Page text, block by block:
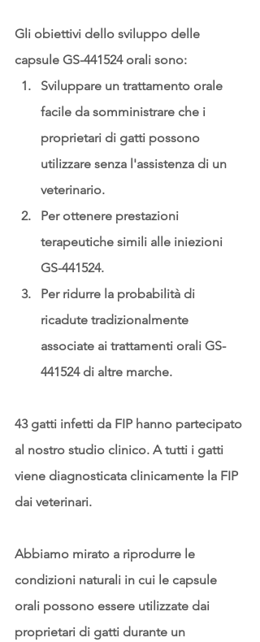
Gli obiettivi dello sviluppo delle
capsule GS-441524 orali sono:
Sviluppare un trattamento orale
facile da somministrare che i
proprietari di gatti possono
utilizzare senza l'assistenza di un
veterinario.
Per ottenere prestazioni
terapeutiche simili alle iniezioni
GS-441524.
Per ridurre la probabilità di
ricadute tradizionalmente
associate ai trattamenti orali GS-
441524 di altre marche.
43 gatti infetti da FIP hanno partecipato
al nostro studio clinico. A tutti i gatti
viene diagnosticata clinicamente la FIP
dai veterinari.
Abbiamo mirato a riprodurre le
condizioni naturali in cui le capsule
orali possono essere utilizzate dai
proprietari di gatti durante un